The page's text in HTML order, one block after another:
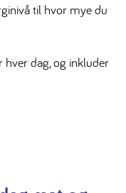
til hvor mye du
hver dag, og inkluder